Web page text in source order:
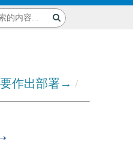
作出部署→